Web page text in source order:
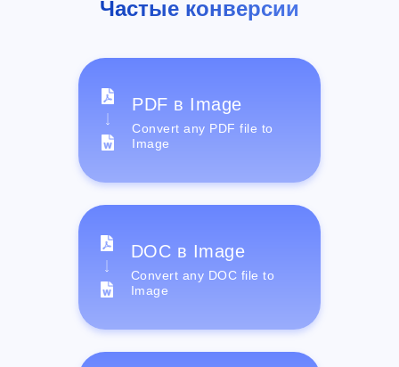
Частые конверсии
PDF в Image
Convert any PDF file to
Image
DOC в Image
Convert any DOC file to
Image